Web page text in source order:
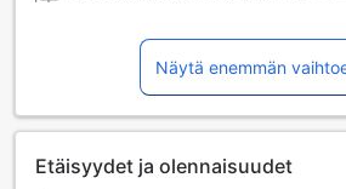
Näytä enemmän
Etäisyydet ja olennaisuudet